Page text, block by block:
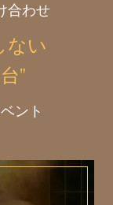
合わせ
ない
"
ント